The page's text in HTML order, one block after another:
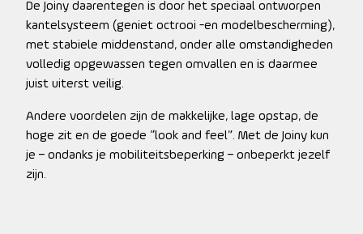
De Joiny daarentegen is door het speciaal ontworpen
kantelsysteem (geniet octrooi -en modelbescherming),
met stabiele middenstand, onder alle omstandigheden
volledig opgewassen tegen omvallen en is daarmee
juist uiterst veilig.
Andere voordelen zijn de makkelijke, lage opstap, de
hoge zit en de goede “look and feel”. Met de Joiny kun
je – ondanks je mobiliteitsbeperking – onbeperkt jezelf
zijn.